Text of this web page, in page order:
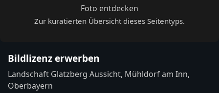
Foto entdecken
Zur kuratierten Übersicht dieses Seitentyps.
Bildlizenz erwerben
Landschaft Glatzberg Aussicht, Mühldorf am Inn,
Oberbayern